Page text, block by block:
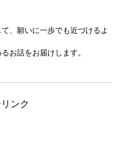
、願いに一歩でも近づけるよ
お話をお届けします。
ンク